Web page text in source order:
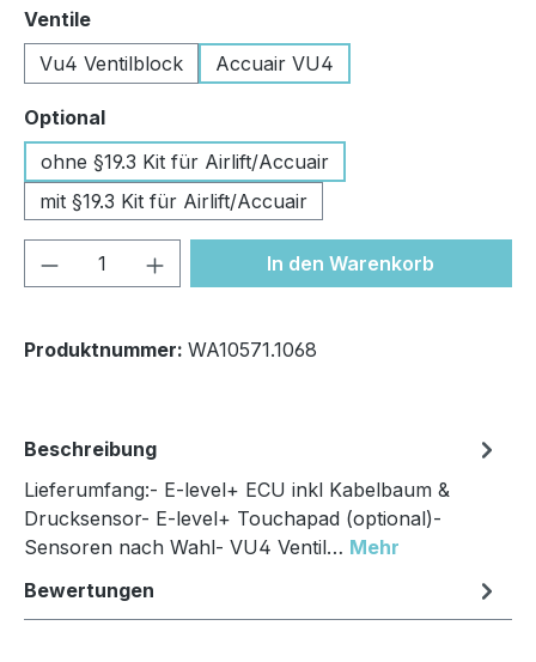
Ventileauswählen
Vu4 Ventilblock
Accuair VU4
Optionalauswählen
ohne §19.3 Kit für Airlift/Accuair
mit §19.3 Kit für Airlift/Accuair
Produkt Anzahl: Gib denIn den Warenkorb
Produktnummer: WA10571.1068
Beschreibung
Lieferumfang:- E-level+ ECU inkl Kabelbaum &
Drucksensor- E-level+ Touchapad (optional)-
Sensoren nach Wahl- VU4 Ventil… Mehr
Bewertungen